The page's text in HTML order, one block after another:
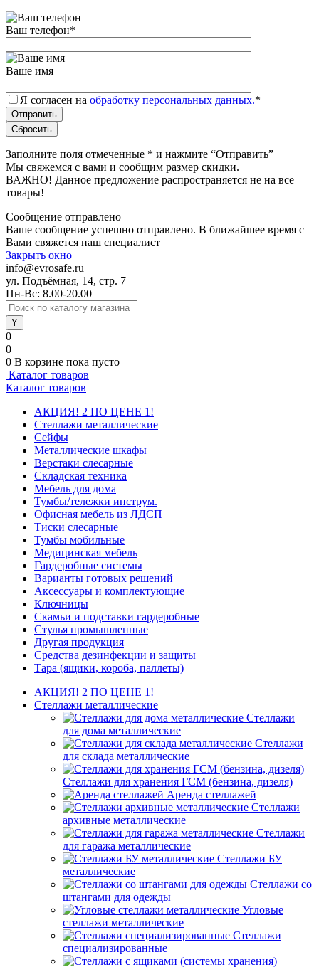
Ваш телефон*
Ваше имя
Я согласен на обработку персональных данных.*
Заполните поля отмеченные * и нажмите “Отправить”
Мы свяжемся с вами и сообщим размер скидки.
ВАЖНО! Данное предложение распространяется не на все
товары!
Сообщение отправлено
Ваше сообщение успешно отправлено. В ближайшее время с
Вами свяжется наш специалист
Закрыть окно
info@evrosafe.ru
ул. Подъёмная, 14, стр. 7
Пн-Вс: 8.00-20.00
0
0
0 В корзине пока пусто
Каталог товаров
Каталог товаров
АКЦИЯ! 2 ПО ЦЕНЕ 1!
Стеллажи металлические
Сейфы
Металлические шкафы
Верстаки слесарные
Складская техника
Мебель для дома
Тумбы/тележки инструм.
Офисная мебель из ЛДСП
Тиски слесарные
Тумбы мобильные
Медицинская мебель
Гардеробные системы
Варианты готовых решений
Аксессуары и комплектующие
Ключницы
Скамьи и подставки гардеробные
Стулья промышленные
Другая продукция
Средства дезинфекции и защиты
Тара (ящики, короба, паллеты)
АКЦИЯ! 2 ПО ЦЕНЕ 1!
Стеллажи металлические
Стеллажи
для дома металлические
Стеллажи
для склада металлические
Стеллажи для хранения ГСМ (бензина, дизеля)
Аренда стеллажей
Стеллажи
архивные металлические
Стеллажи
для гаража металлические
Стеллажи БУ
металлические
Стеллажи со
штангами для одежды
Угловые
стеллажи металлические
Стеллажи
специализированные